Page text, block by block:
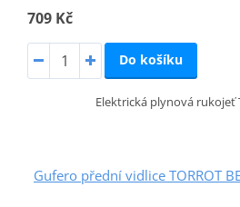
709 Kč
Do košíku
Elektrická plynová rukojeť
Gufero přední vidlice TORROT